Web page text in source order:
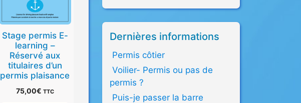
Stage permis E-
learning –
Réservé aux
titulaires d’un
permis plaisance
75,00€ TTC
Dernières informations
Permis côtier
Voilier- Permis ou pas de
permis ?
Puis-je passer la barre